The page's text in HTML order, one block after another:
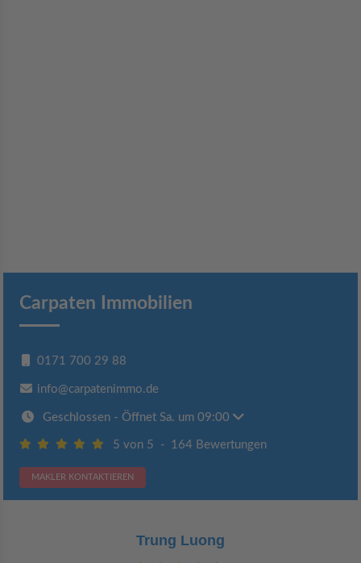
Carpaten Immobilien
0171 700 29 88
info@carpatenimmo.de
Geschlossen - Öffnet Sa. um 09:00
5 von 5 - 164 Bewertungen
MAKLER KONTAKTIEREN
Claudia Bergrath